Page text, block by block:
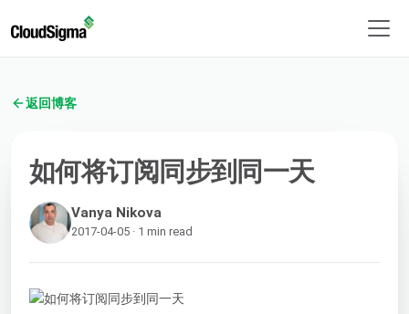
返回博客
如何将订阅同步到同一天
Vanya Nikova
2017-04-05 · 1 min read